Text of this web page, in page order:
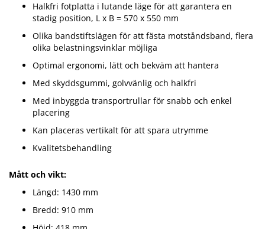
Halkfri fotplatta i lutande läge för att garantera en
stadig position, L x B = 570 x 550 mm
Olika bandstiftslägen för att fästa motståndsband, flera
olika belastningsvinklar möjliga
Optimal ergonomi, lätt och bekväm att hantera
Med skyddsgummi, golvvänlig och halkfri
Med inbyggda transportrullar för snabb och enkel
placering
Kan placeras vertikalt för att spara utrymme
Kvalitetsbehandling
Mått och vikt:
Längd: 1430 mm
Bredd: 910 mm